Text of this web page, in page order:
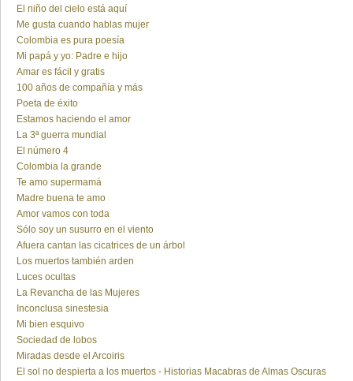
El niño del cielo está aquí
Me gusta cuando hablas mujer
Colombia es pura poesía
Mi papá y yo: Padre e hijo
Amar es fácil y gratis
100 años de compañía y más
Poeta de éxito
Estamos haciendo el amor
La 3ª guerra mundial
El número 4
Colombia la grande
Te amo supermamá
Madre buena te amo
Amor vamos con toda
Sólo soy un susurro en el viento
Afuera cantan las cicatrices de un árbol
Los muertos también arden
Luces ocultas
La Revancha de las Mujeres
Inconclusa sinestesia
Mi bien esquivo
Sociedad de lobos
Miradas desde el Arcoiris
El sol no despierta a los muertos - Historias Macabras de Almas Oscuras